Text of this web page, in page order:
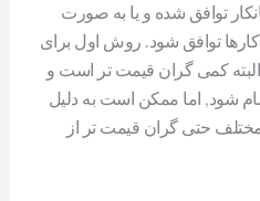
توافق شده و یا به صورت
توافق شود. روش اول برای
کمی گران قیمت تر است و
شود, اما ممکن است به دلیل
حتی گران قیمت تر از